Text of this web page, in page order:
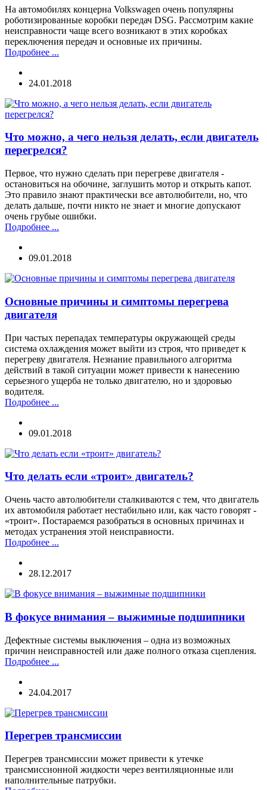
На автомобилях концерна Volkswagen очень популярны
роботизированные коробки передач DSG. Рассмотрим какие
неисправности чаще всего возникают в этих коробках
переключения передач и основные их причины.
Подробнее ...
24.01.2018
Что можно, а чего нельзя делать, если двигатель
перегрелся?
Первое, что нужно сделать при перегреве двигателя -
остановиться на обочине, заглушить мотор и открыть капот.
Это правило знают практически все автолюбители, но, что
делать дальше, почти никто не знает и многие допускают
очень грубые ошибки.
Подробнее ...
09.01.2018
Основные причины и симптомы перегрева
двигателя
При частых перепадах температуры окружающей среды
система охлаждения может выйти из строя, что приведет к
перегреву двигателя. Незнание правильного алгоритма
действий в такой ситуации может привести к нанесению
серьезного ущерба не только двигателю, но и здоровью
водителя.
Подробнее ...
09.01.2018
Что делать если «троит» двигатель?
Очень часто автолюбители сталкиваются с тем, что двигатель
их автомобиля работает нестабильно или, как часто говорят -
«троит». Постараемся разобраться в основных причинах и
методах устранения этой неисправности.
Подробнее ...
28.12.2017
В фокусе внимания – выжимные подшипники
Дефектные системы выключения – одна из возможных
причин неисправностей или даже полного отказа сцепления.
Подробнее ...
24.04.2017
Перегрев трансмиссии
Перегрев трансмиссии может привести к утечке
трансмиссионной жидкости через вентиляционные или
наполнительные патрубки.